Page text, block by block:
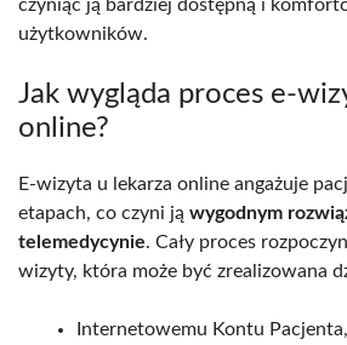
czyniąc ją bardziej dostępną i
użytkowników.
Jak wygląda proces e-
online?
E-wizyta u lekarza online angażuje
etapach, co czyni ją wygodnym
telemedycynie. Cały proces
wizyty, która może być zrealizowana
Internetowemu Kontu Pacjenta,